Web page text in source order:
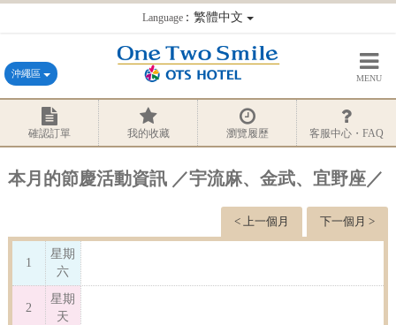
Language：繁體中文
沖繩區 MENU
確認訂單 我的收藏 瀏覽履歷 客服中心・FAQ
本月的節慶活動資訊 ／宇流麻、金武、宜野座／
下一個月 >
< 上一個月
1
星期
六
2
星期
天